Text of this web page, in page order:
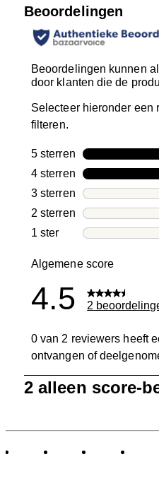
Beoordelingen
Beoordelingen kunnen
door klanten die de
Selecteer hieronder een
filteren.
5 sterren sterren
4 sterren sterren
3 sterren sterren
2 sterren sterren
1 ster sterren
Algemene score
4.5 2
0 van 2 reviewers heeft
ontvangen of
van
2 alleen score-